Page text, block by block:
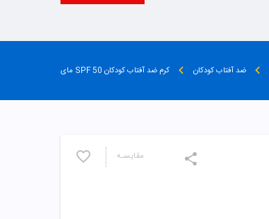
ضد آفتاب کودکان کرم ضد آفتاب کودکان SPF 50 مای
مقایسـه